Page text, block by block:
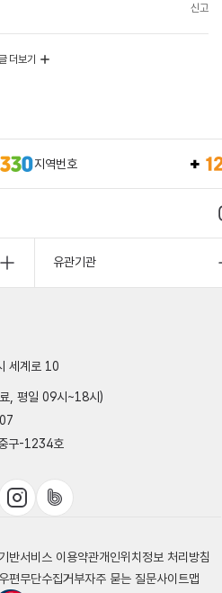
신고
더보기
지역번호
유관기관
세계로 10
, 평일 09시~18시)
구-1234호
반서비스 이용약관개인위치정보 처리방침
편무단수집거부자주 묻는 질문사이트맵